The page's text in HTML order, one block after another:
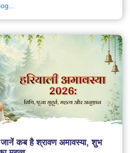
जानें कब है श्रावण अमावस्या, शुभ